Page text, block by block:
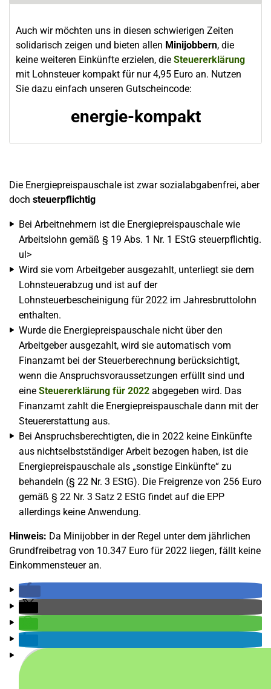
Auch wir möchten uns in diesen schwierigen Zeiten
solidarisch zeigen und bieten allen Minijobbern, die
keine weiteren Einkünfte erzielen, die Steuererklärung
mit Lohnsteuer kompakt für nur 4,95 Euro an. Nutzen
Sie dazu einfach unseren Gutscheincode:
energie-kompakt
Die Energiepreispauschale ist zwar sozialabgabenfrei, aber
doch steuerpflichtig
Bei Arbeitnehmern ist die Energiepreispauschale wie
Arbeitslohn gemäß § 19 Abs. 1 Nr. 1 EStG steuerpflichtig.
ul>
Wird sie vom Arbeitgeber ausgezahlt, unterliegt sie dem
Lohnsteuerabzug und ist auf der
Lohnsteuerbescheinigung für 2022 im Jahresbruttolohn
enthalten.
Wurde die Energiepreispauschale nicht über den
Arbeitgeber ausgezahlt, wird sie automatisch vom
Finanzamt bei der Steuerberechnung berücksichtigt,
wenn die Anspruchsvoraussetzungen erfüllt sind und
eine Steuererklärung für 2022 abgegeben wird. Das
Finanzamt zahlt die Energiepreispauschale dann mit der
Steuererstattung aus.
Bei Anspruchsberechtigten, die in 2022 keine Einkünfte
aus nichtselbstständiger Arbeit bezogen haben, ist die
Energiepreispauschale als „sonstige Einkünfte“ zu
behandeln (§ 22 Nr. 3 EStG). Die Freigrenze von 256 Euro
gemäß § 22 Nr. 3 Satz 2 EStG findet auf die EPP
allerdings keine Anwendung.
Hinweis: Da Minijobber in der Regel unter dem jährlichen
Grundfreibetrag von 10.347 Euro für 2022 liegen, fällt keine
Einkommensteuer an.